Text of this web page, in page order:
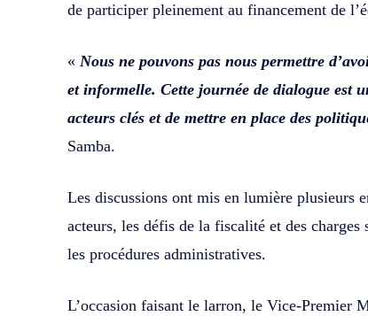
de participer pleinement au financement de
« Nous ne pouvons pas nous permettre
et informelle. Cette journée de dialogue est
acteurs clés et de mettre en place des
Samba.
Les discussions ont mis en lumière plusieurs
acteurs, les défis de la fiscalité et des
les procédures administratives.
L’occasion faisant le larron, le Vice-Premier